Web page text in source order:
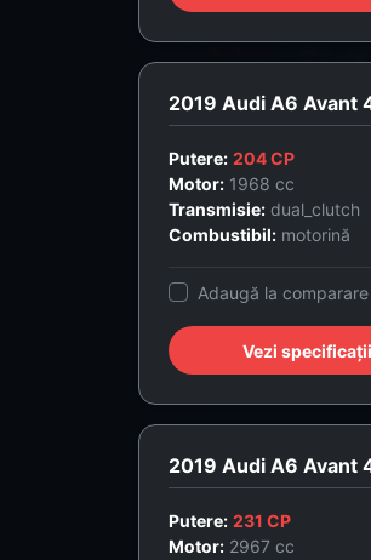
Putere: 204 CP
Motor: 1968 cc
Transmisie: dual_clutch
Combustibil: motorină
Adaugă la comparare
Vezi
Putere: 231 CP
Motor: 2967 cc